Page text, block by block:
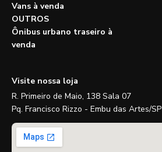
Vans à venda
OUTROS
Ônibus urbano traseiro à
venda
Visite nossa loja
R. Primeiro de Maio, 138 Sala 07
Pq. Francisco Rizzo - Embu das Artes/SP